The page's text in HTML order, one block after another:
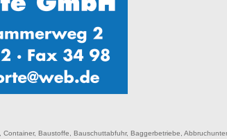
,Container,Baustoffe ,Bauschuttabfuhr,Baggerbetriebe ,